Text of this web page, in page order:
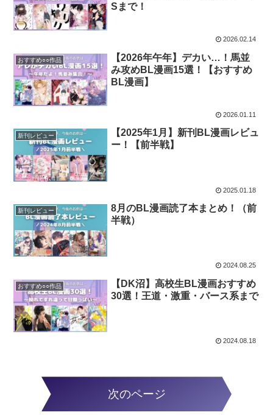
Sまで！
2026.02.14
おすすめ○○作品
【2026年午年】デカい…！馬並
み攻めBL漫画15選！【おすすめ
BL漫画】
2026.01.11
新刊レビュー
【2025年1月】新刊BL漫画レビュ
ー！【前半戦】
2025.01.18
新刊レビュー
8月のBL漫画読了本まとめ！（前
半戦）
2024.08.25
おすすめ○○作品
【DK沼】高校生BL漫画おすすめ
30選！王道・激重・バース系まで
2024.08.18
次のページ